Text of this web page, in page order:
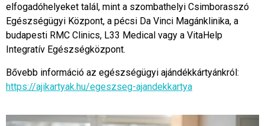
elfogadóhelyeket talál, mint a szombathelyi Csimborasszó
Egészségügyi Központ, a pécsi Da Vinci Magánklinika, a
budapesti RMC Clinics, L33 Medical vagy a VitaHelp
Integratív Egészségközpont.
Bővebb információ az egészségügyi ajándékkártyánkról:
https://ajikartyak.hu/egeszseg-ajandekkartya